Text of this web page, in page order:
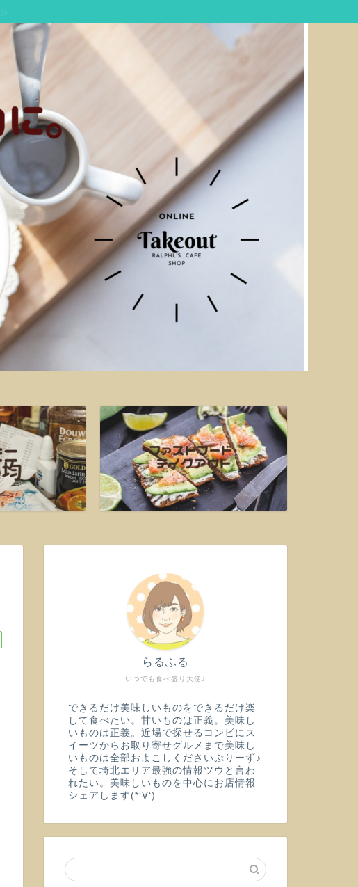
いつでも食べ盛り大使♪
らるふる
できるだけ美味しいものをできるだけ楽
して食べたい。甘いものは正義。美味し
いものは正義。近場で探せるコンビにス
イーツからお取り寄せグルメまで美味し
いものは全部およこしくださいぷりーず♪
そして埼北エリア最強の情報ツウと言わ
れたい。美味しいものを中心にお店情報
シェアします(*‘∀‘)